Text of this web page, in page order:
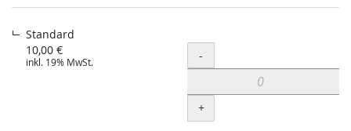
bis
Standard
10,00 €
inkl. 19% MwSt. Menge
-
+